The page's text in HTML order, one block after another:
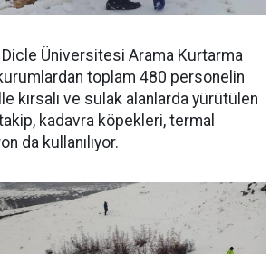
Dicle Üniversitesi Arama Kurtarma
toplam 480 personelin
kırsalı ve sulak alanlarda yürütülen
kadavra köpekleri, termal
da kullanılıyor.